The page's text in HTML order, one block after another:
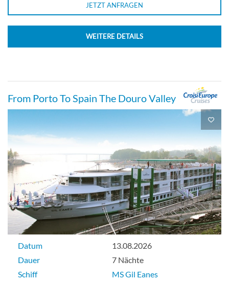
JETZT ANFRAGEN
WEITERE DETAILS
From Porto To Spain The Douro Valley
Datum
13.08.2026
Dauer
7 Nächte
Schiff
MS Gil Eanes